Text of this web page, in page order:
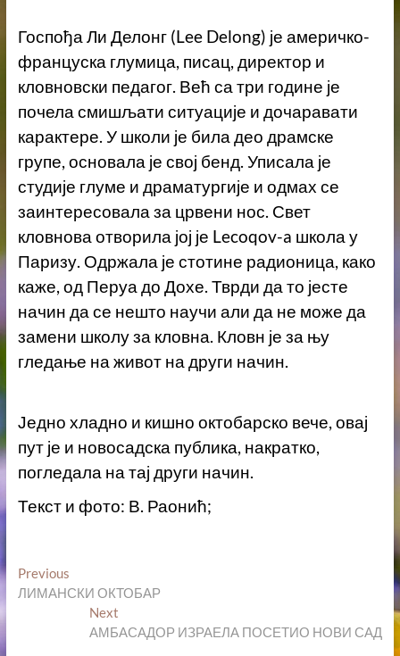
Госпођа Ли Делонг (Lee Delong) је америчко-
француска глумица, писац, директор и
кловновски педагог. Већ са три године је
почела смишљати ситуације и дочаравати
карактере. У школи је била део драмске
групе, основала је свој бенд. Уписала је
студије глуме и драматургије и одмах се
заинтересовала за црвени нос. Свет
кловнова отворила јој је Lecoqov-a школа у
Паризу. Одржала је стотине радионица, како
каже, од Перуа до Дохе. Тврди да то јесте
начин да се нешто научи али да не може да
замени школу за кловна. Кловн је за њу
гледање на живот на други начин.
Једно хладно и кишно октобарско вече, овај
пут је и новосадска публика, накратко,
погледала на тај други начин.
Текст и фото: В. Раонић;
Кретање
чланка
PreviousPrevious
post:
ЛИМАНСКИ ОКТОБАР
Next
post:
АМБАСАДОР ИЗРАЕЛА ПОСЕТИО НОВИ САД